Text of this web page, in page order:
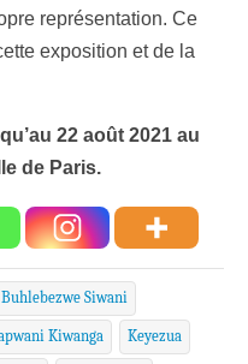
représentation. Ce
exposition et de la
22 août 2021 au
de Paris.
Buhlebezwe Siwani
Kiwanga Keyezua